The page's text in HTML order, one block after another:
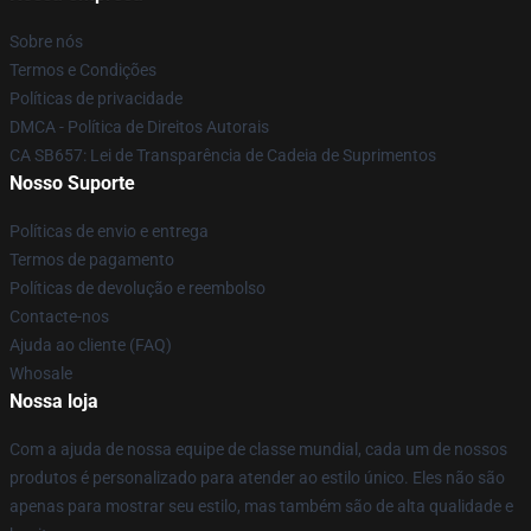
Sobre nós
Termos e Condições
Políticas de privacidade
DMCA - Política de Direitos Autorais
CA SB657: Lei de Transparência de Cadeia de Suprimentos
Nosso Suporte
Políticas de envio e entrega
Termos de pagamento
Políticas de devolução e reembolso
Contacte-nos
Ajuda ao cliente (FAQ)
Whosale
Nossa loja
Com a ajuda de nossa equipe de classe mundial, cada um de nossos
produtos é personalizado para atender ao estilo único. Eles não são
apenas para mostrar seu estilo, mas também são de alta qualidade e